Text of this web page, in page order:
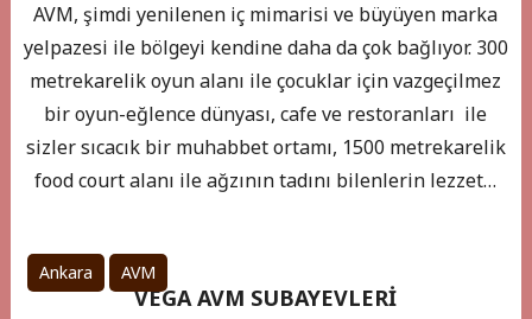
AVM, şimdi yenilenen iç mimarisi ve büyüyen marka
yelpazesi ile bölgeyi kendine daha da çok bağlıyor. 300
metrekarelik oyun alanı ile çocuklar için vazgeçilmez
bir oyun-eğlence dünyası, cafe ve restoranları ile
sizler sıcacık bir muhabbet ortamı, 1500 metrekarelik
food court alanı ile ağzının tadını bilenlerin lezzet…
Ankara AVM
VEGA AVM SUBAYEVLERİ